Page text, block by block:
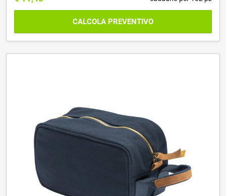
CALCOLA PREVENTIVO